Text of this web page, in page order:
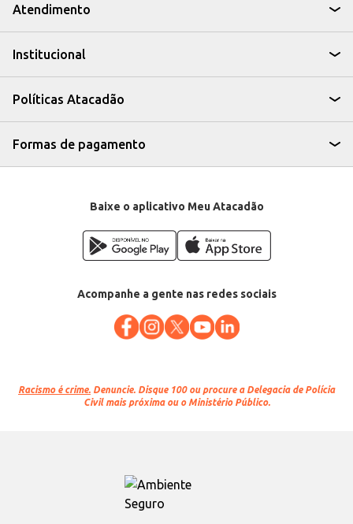
Atendimento
Institucional
Políticas Atacadão
Formas de pagamento
Baixe o aplicativo Meu Atacadão
Acompanhe a gente nas redes sociais
Racismo é crime. Denuncie. Disque 100 ou procure a Delegacia de Polícia
Civil mais próxima ou o Ministério Público.